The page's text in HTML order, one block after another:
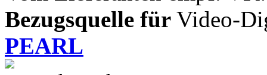
Bezugsquelle für Video-
PEARL